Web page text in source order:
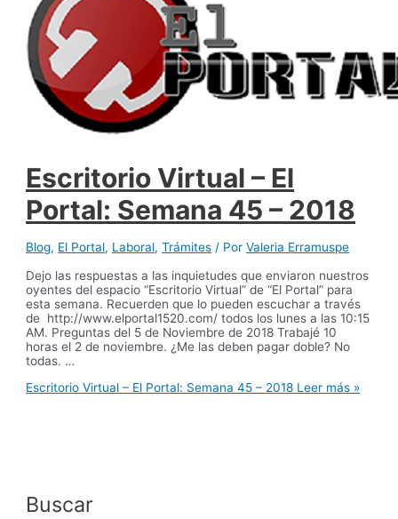
Escritorio Virtual – El
Portal: Semana 45 – 2018
Blog, El Portal, Laboral,Trámites / PorValeria Erramuspe
Dejo las respuestas a las inquietudes que enviaron nuestros
oyentes del espacio “Escritorio Virtual” de “El Portal” para
esta semana. Recuerden que lo pueden escuchar a través
de http://www.elportal1520.com/ todos los lunes a las 10:15
AM. Preguntas del 5 de Noviembre de 2018 Trabajé 10
horas el 2 de noviembre. ¿Me las deben pagar doble? No
todas. …
Escritorio Virtual – El Portal: Semana 45 – 2018 Leer más »
Buscar